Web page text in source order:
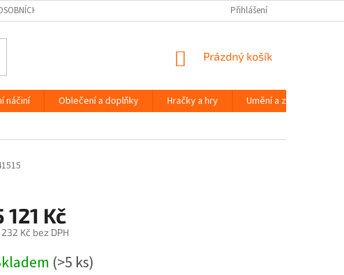
ÚDAJŮ Přihlášení
NÁKUPNÍ
Prázdný košík
náčiní Oblečení a doplňky Hračky a hry Umění a zábava
121 Kč
Kč bez DPH
(>5 ks)